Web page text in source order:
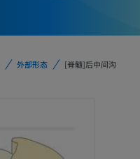
外部形态 [脊髓]后中间沟